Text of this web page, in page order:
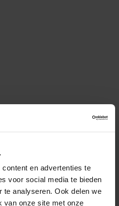
en advertenties te
voor social media te bieden
te analyseren. Ook delen we
van onze site met onze